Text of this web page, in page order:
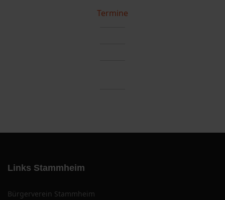
Termine
Links Stammheim
Bürgerverein Stammheim